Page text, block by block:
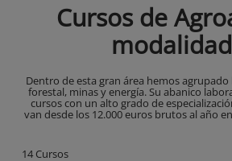
Cursos de
Dentro de esta gran área hemos
forestal, minas y energía. Su abanico
cursos con un alto grado de
van desde los 12.000 euros brutos al año
14 Cursos